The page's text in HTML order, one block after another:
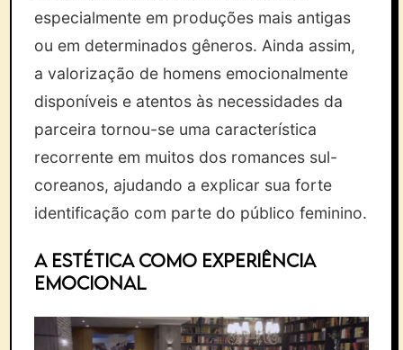
especialmente em produções mais antigas
ou em determinados gêneros. Ainda assim,
a valorização de homens emocionalmente
disponíveis e atentos às necessidades da
parceira tornou-se uma característica
recorrente em muitos dos romances sul-
coreanos, ajudando a explicar sua forte
identificação com parte do público feminino.
A estética como experiência
emocional